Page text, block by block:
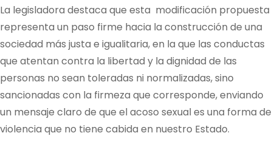
La legisladora destaca que esta modificación propuesta
representa un paso firme hacia la construcción de una
sociedad más justa e igualitaria, en la que las conductas
que atentan contra la libertad y la dignidad de las
personas no sean toleradas ni normalizadas, sino
sancionadas con la firmeza que corresponde, enviando
un mensaje claro de que el acoso sexual es una forma de
violencia que no tiene cabida en nuestro Estado.